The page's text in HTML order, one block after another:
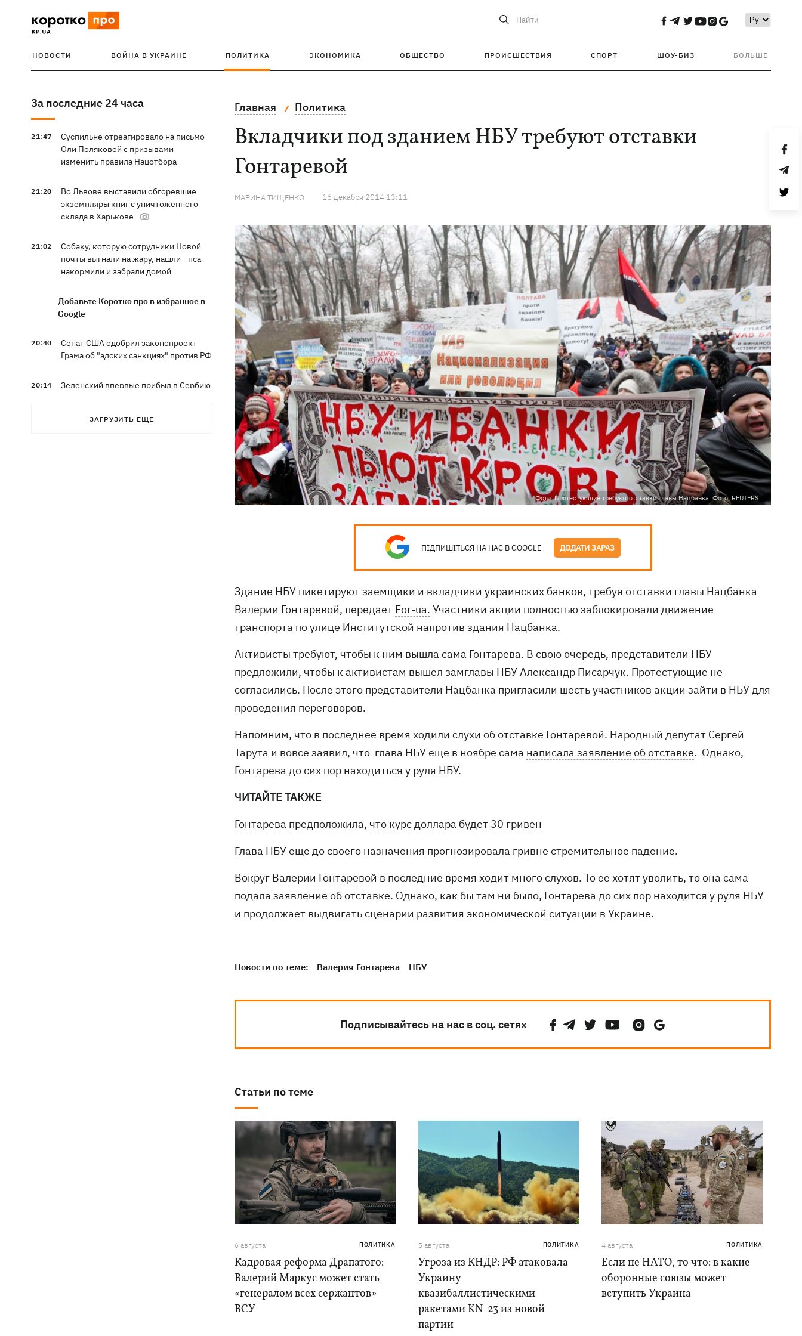
Найти
НОВОСТИ ВОЙНА В УКРАИНЕ ПОЛИТИКА ЭКОНОМИКА ОБЩЕСТВО ПРОИСШЕСТВИЯ СПОРТ ШОУ-БИЗ БОЛЬШЕ
За последние 24 часа
21:47
Суспильне отреагировало на письмо
Оли Поляковой с призывами
изменить правила Нацотбора
21:20
Во Львове выставили обгоревшие
экземпляры книг с уничтоженного
склада в Харькове
21:02
Собаку, которую сотрудники Новой
почты выгнали на жару, нашли - пса
накормили и забрали домой
Добавьте Коротко про в избранное в
Google
20:40
Сенат США одобрил законопроект
Грэма об "адских санкциях" против РФ
20:14
Зеленский впервые прибыл в Сербию
ЗАГРУЗИТЬ ЕЩЕ
Главная Политика
Вкладчики под зданием НБУ требуют отставки
Гонтаревой
МАРИНА ТИЩЕНКО 16 декабря 2014 13:11
Фото: Протестующие требуют отставки главы Нацбанка. Фото: REUTERS
ПІДПИШІТЬСЯ НА НАС В GOOGLE ДОДАТИ ЗАРАЗ
Здание НБУ пикетируют заемщики и вкладчики украинских банков, требуя отставки главы Нацбанка
Валерии Гонтаревой, передает For-ua. Участники акции полностью заблокировали движение
транспорта по улице Институтской напротив здания Нацбанка.
Активисты требуют, чтобы к ним вышла сама Гонтарева. В свою очередь, представители НБУ
предложили, чтобы к активистам вышел замглавы НБУ Александр Писарчук. Протестующие не
согласились. После этого представители Нацбанка пригласили шесть участников акции зайти в НБУ для
проведения переговоров.
Напомним, что в последнее время ходили слухи об отставке Гонтаревой. Народный депутат Сергей
Тарута и вовсе заявил, что глава НБУ еще в ноябре сама написала заявление об отставке. Однако,
Гонтарева до сих пор находиться у руля НБУ.
ЧИТАЙТЕ ТАКЖЕ
Гонтарева предположила, что курс доллара будет 30 гривен
Глава НБУ еще до своего назначения прогнозировала гривне стремительное падение.
Вокруг Валерии Гонтаревой в последние время ходит много слухов. То ее хотят уволить, то она сама
подала заявление об отставке. Однако, как бы там ни было, Гонтарева до сих пор находится у руля НБУ
и продолжает выдвигать сценарии развития экономической ситуации в Украине.
Новости по теме: Валерия Гонтарева НБУ
Подписывайтесь на нас в соц. сетях
Статьи по теме
6 августа ПОЛИТИКА
Кадровая реформа Драпатого:
Валерий Маркус может стать
«генералом всех сержантов»
ВСУ
5 августа ПОЛИТИКА
Угроза из КНДР: РФ атаковала
Украину
квазибаллистическими
ракетами KN-23 из новой
партии
4 августа ПОЛИТИКА
Если не НАТО, то что: в какие
оборонные союзы может
вступить Украина